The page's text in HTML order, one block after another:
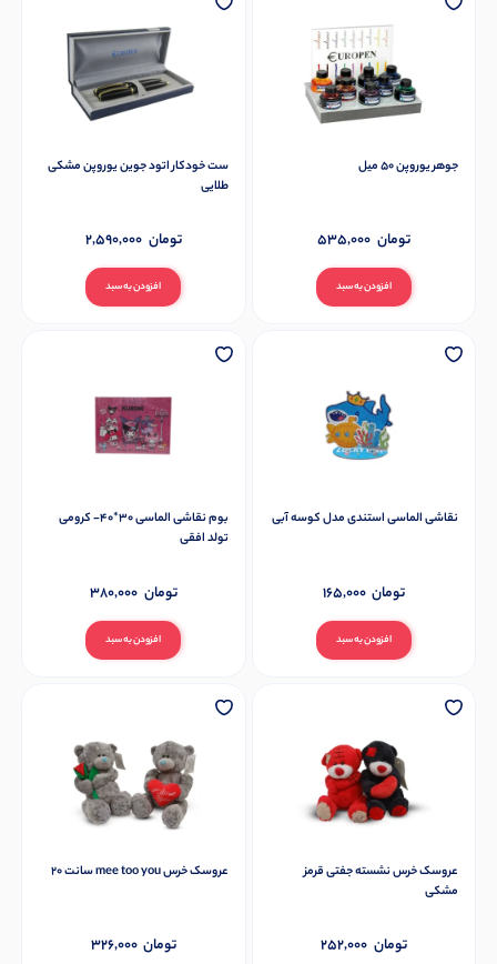
جوهر یوروپن 50 میل
افزودن به سبد
535,000 تومان
ست خودکار اتود جوین یوروپن مشکی
طلایی
افزودن به سبد
2,590,000 تومان
نقاشی الماسی استندی مدل کوسه آبی
افزودن به سبد
165,000 تومان
بوم نقاشی الماسی 30*40- کرومی
تولد افقی
افزودن به سبد
380,000 تومان
عروسک خرس نشسته جفتی قرمز
مشکی
252,000 تومان
عروسک خرس mee too you سانت 20
326,000 تومان